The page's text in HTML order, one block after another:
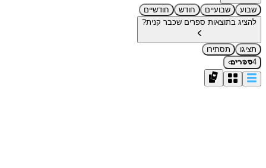
שבוע שבועיים חודש
חודשיים
להציג בתוצאות ספרים שכבר קנית?
תציגו
תסתירו
4ספרים›